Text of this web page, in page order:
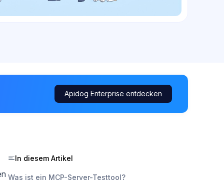
Apidog Enterprise entdecken
In diesem Artikel
Was ist ein MCP-Server-Testtool?